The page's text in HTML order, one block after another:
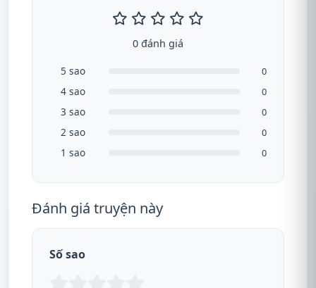
0 đánh giá
5 sao 0
4 sao 0
3 sao 0
2 sao 0
1 sao 0
Đánh giá truyện này
Số sao